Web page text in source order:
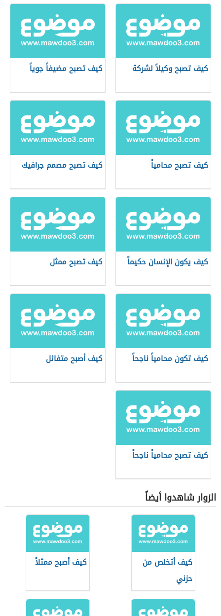
كيف تصبح وكيلاً لشركة كيف تصبح مضيفاً جوياً
كيف تصبح محامياً كيف تصبح مصمم جرافيك
كيف يكون الإنسان حكيماً كيف تصبح ممثل
كيف تكون محامياً ناجحاً كيف أصبح متفائل
كيف تصبح محامياً ناجحاً
الزوار شاهدوا أيضاً
كيف أتخلص من
حزني
كيف أصبح ممثلاً